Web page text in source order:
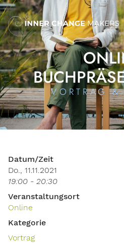
Skip
to
content
VORTRAG
Datum/Zeit
Do., 11.11.2021
19:00 - 20:30
Veranstaltungsort
Online
Kategorie
Vortrag